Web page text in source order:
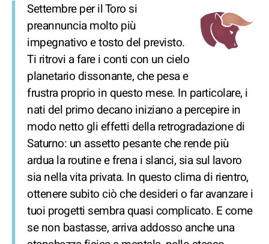
Settembre per il Toro si
preannuncia molto più
impegnativo e tosto del previsto.
Ti ritrovi a fare i conti con un cielo
planetario dissonante, che pesa e
frustra proprio in questo mese. In particolare, i
nati del primo decano iniziano a percepire in
modo netto gli effetti della retrogradazione di
Saturno: un assetto pesante che rende più
ardua la routine e frena i slanci, sia sul lavoro
sia nella vita privata. In questo clima di rientro,
ottenere subito ciò che desideri o far avanzare i
tuoi progetti sembra quasi complicato. E come
se non bastasse, arriva addosso anche una